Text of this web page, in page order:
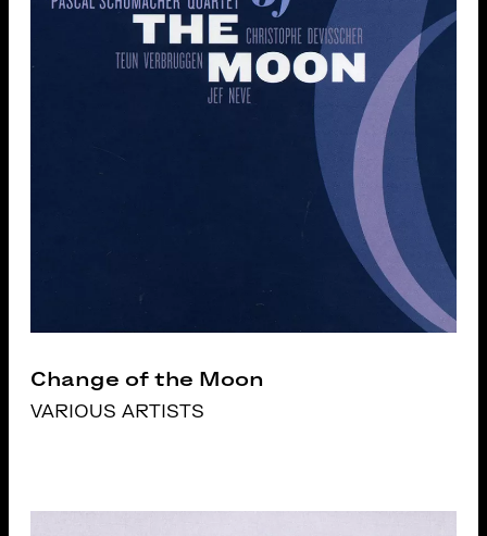
Change of the Moon
VARIOUS ARTISTS